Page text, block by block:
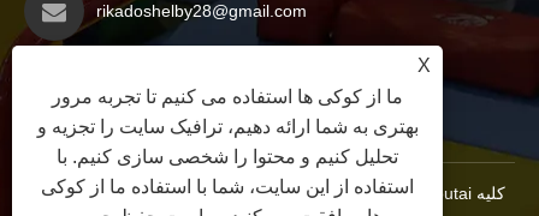
rikadoshelby28@gmail.com
Cangzhou، استان هبی، چین
حق چاپ © 2025 شرکت تولید تجهیزات آموزشی هبی Xinoutai کلیه
X
ما از کوکی ها استفاده می کنیم تا تجربه مرور
بهتری به شما ارائه دهیم، ترافیک سایت را تجزیه و
تحلیل کنیم و محتوا را شخصی سازی کنیم. با
استفاده از این سایت، شما با استفاده ما از کوکی